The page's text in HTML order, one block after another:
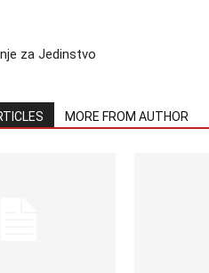
za Jedinstvo
MORE FROM AUTHOR